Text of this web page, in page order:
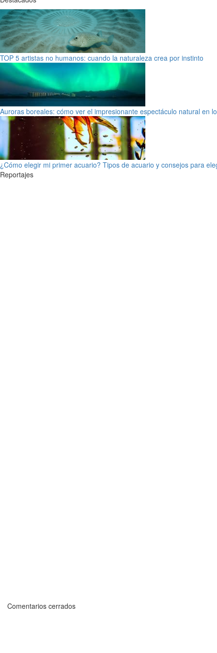
TOP 5 artistas no humanos: cuando la naturaleza crea por instinto
Auroras boreales: cómo ver el impresionante espectáculo natural en
¿Cómo elegir mi primer acuario? Tipos de acuario y consejos para
Reportajes
Comentarios cerrados